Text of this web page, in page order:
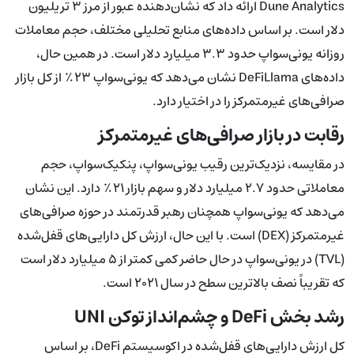
Dune Analytics ارائه داد که نشان‌دهنده عبور از مرز ۳ تریلیون
دلار است. بر اساس داده‌های منابع تحلیلی مختلف، حجم معاملات
روزانه یونی‌سواپ حدود ۳.۳ میلیارد دلار است. در همین حال،
داده‌های DeFiLlama نشان می‌دهد که یونی‌سواپ ۲۳٪ از کل بازار
صرافی‌های غیرمتمرکز را در اختیار دارد.
رقابت در بازار صرافی‌های غیرمتمرکز
در مقایسه، نزدیک‌ترین رقیب یونی‌سواپ، پنکیک‌سواپ، حجم
معاملاتی حدود ۲.۷ میلیارد دلار و سهم بازار ۲۱٪ دارد. این نشان
می‌دهد که یونی‌سواپ همچنان رهبر قدرتمند در حوزه صرافی‌های
غیرمتمرکز (DEX) است. با این حال، ارزش کل دارایی‌های قفل‌شده
(TVL) در یونی‌سواپ در حال حاضر کمی کمتر از ۵ میلیارد دلار است
که تقریباً نصف بالاترین سطح در سال ۲۰۲۱ است.
رشد بخش DeFi و چشم‌انداز توکن UNI
کل ارزش دارایی‌های قفل‌شده در اکوسیستم DeFi، بر اساس